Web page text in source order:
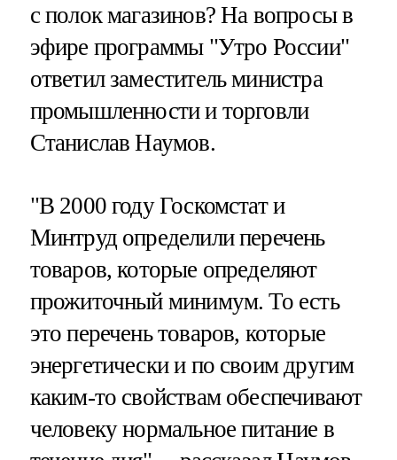
с полок магазинов? На вопросы в
эфире программы "Утро России"
ответил заместитель министра
промышленности и торговли
Станислав Наумов.
"В 2000 году Госкомстат и
Минтруд определили перечень
товаров, которые определяют
прожиточный минимум. То есть
это перечень товаров, которые
энергетически и по своим другим
каким-то свойствам обеспечивают
человеку нормальное питание в